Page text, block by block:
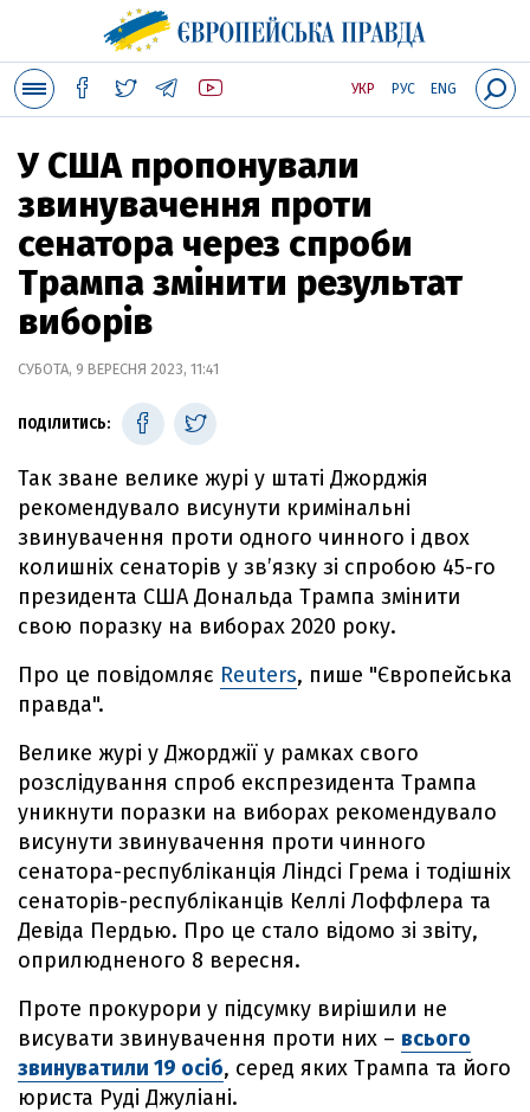
УКР РУС ENG
У США пропонували
звинувачення проти
сенатора через спроби
Трампа змінити результат
виборів
СУБОТА, 9 ВЕРЕСНЯ 2023, 11:41
ПОДІЛИТИСЬ:
Так зване велике журі у штаті Джорджія
рекомендувало висунути кримінальні
звинувачення проти одного чинного і двох
колишніх сенаторів у зв’язку зі спробою 45-го
президента США Дональда Трампа змінити
свою поразку на виборах 2020 року.
Про це повідомляє Reuters, пише "Європейська
правда".
Велике журі у Джорджії у рамках свого
розслідування спроб експрезидента Трампа
уникнути поразки на виборах рекомендувало
висунути звинувачення проти чинного
сенатора-республіканція Ліндсі Грема і тодішніх
сенаторів-республіканців Келлі Лоффлера та
Девіда Пердью. Про це стало відомо зі звіту,
оприлюдненого 8 вересня.
Проте прокурори у підсумку вирішили не
висувати звинувачення проти них – всього
звинуватили 19 осіб, серед яких Трампа та його
юриста Руді Джуліані.